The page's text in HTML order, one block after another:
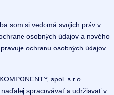
som si vedomá svojich práv v
osobných údajov a nového
ochranu osobných údajov
spol. s r.o.
spracovávať a udržiavať v